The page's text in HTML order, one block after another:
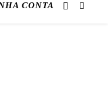
CONTA